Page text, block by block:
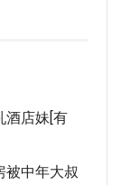
酒店妹[有
被中年大叔